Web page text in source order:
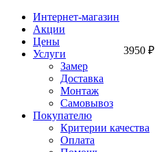
Интернет-магазин
Акции
Цены
Услуги
Замер
Доставка
Монтаж
Самовывоз
Покупателю
Критерии качества
Оплата
3950 ₽